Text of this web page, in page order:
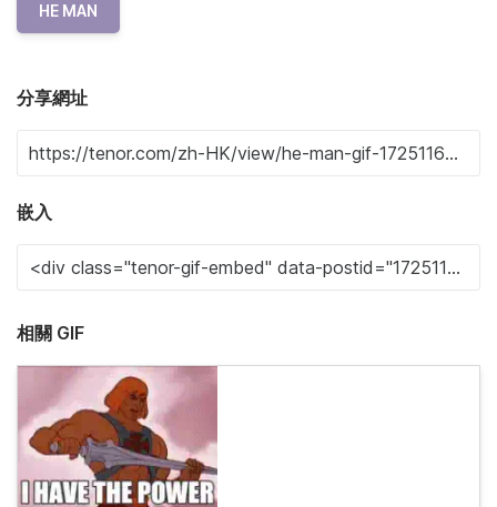
HE MAN
分享網址
嵌入
相關 GIF